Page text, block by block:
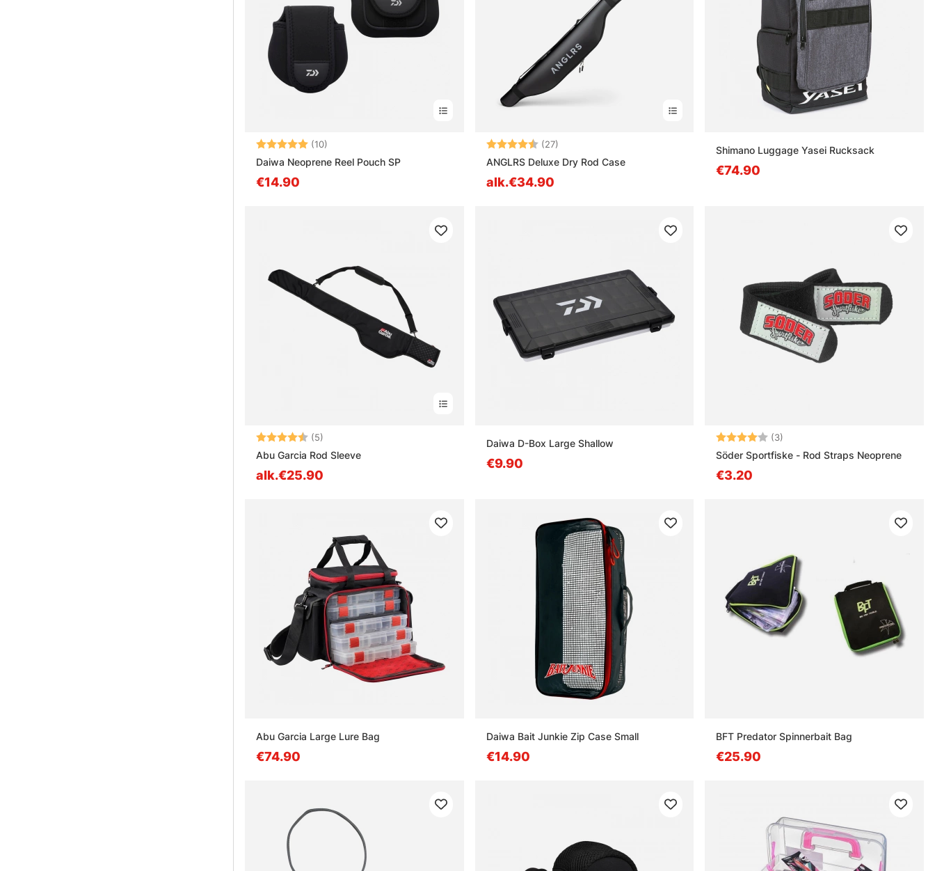
Arvio: (10)
Daiwa Neoprene Reel Pouch SP
€14.90
Arvio: (27)
ANGLRS Deluxe Dry Rod Case
alk.€34.90
Shimano Luggage Yasei Rucksack
€74.90
Arvio: (5)
Abu Garcia Rod Sleeve
alk.€25.90
Daiwa D-Box Large Shallow
€9.90
Arvio: (3)
Söder Sportfiske - Rod Straps Neoprene
€3.20
Abu Garcia Large Lure Bag
€74.90
Daiwa Bait Junkie Zip Case Small
€14.90
BFT Predator Spinnerbait Bag
€25.90